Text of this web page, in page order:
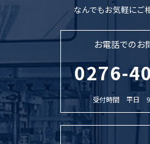
なんでもお気軽にご
お電話でのお
0276-
受付時間 平日